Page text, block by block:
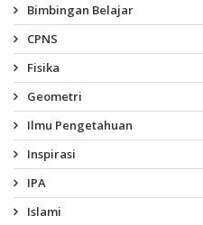
Bimbingan Belajar
CPNS
Fisika
Geometri
Ilmu Pengetahuan
Inspirasi
IPA
Islami